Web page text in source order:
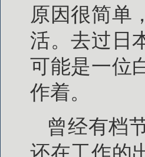
原因很简单
活。去过日
可能是一位
作着。
曾经有档
还在工作的